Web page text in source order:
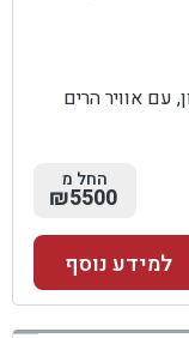
עם אוויר הרים
החל מ
₪5500
למידע נוסף